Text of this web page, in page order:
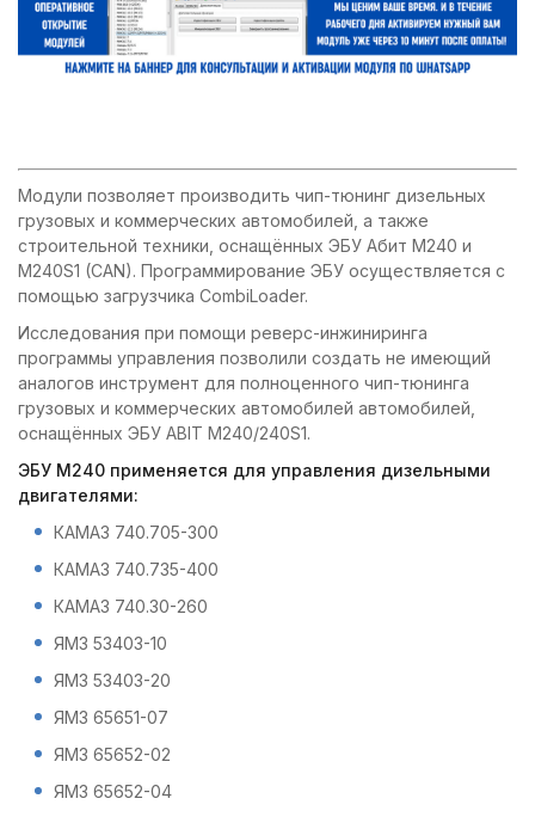
Модули позволяет производить чип-тюнинг дизельных
грузовых и коммерческих автомобилей, а также
строительной техники, оснащённых ЭБУ Абит M240 и
M240S1 (CAN). Программирование ЭБУ осуществляется с
помощью загрузчика CombiLoader.
Исследования при помощи реверс-инжиниринга
программы управления позволили создать не имеющий
аналогов инструмент для полноценного чип-тюнинга
грузовых и коммерческих автомобилей автомобилей,
оснащённых ЭБУ ABIT M240/240S1.
ЭБУ M240 применяется для управления дизельными
двигателями:
КАМАЗ 740.705-300
КАМАЗ 740.735-400
КАМАЗ 740.30-260
ЯМЗ 53403-10
ЯМЗ 53403-20
ЯМЗ 65651-07
ЯМЗ 65652-02
ЯМЗ 65652-04